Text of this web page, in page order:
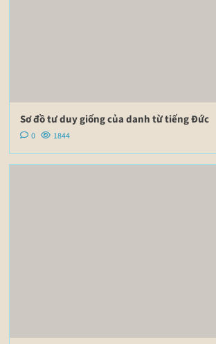
Sơ đồ tư duy giống của danh từ tiếng Đức
0 1844